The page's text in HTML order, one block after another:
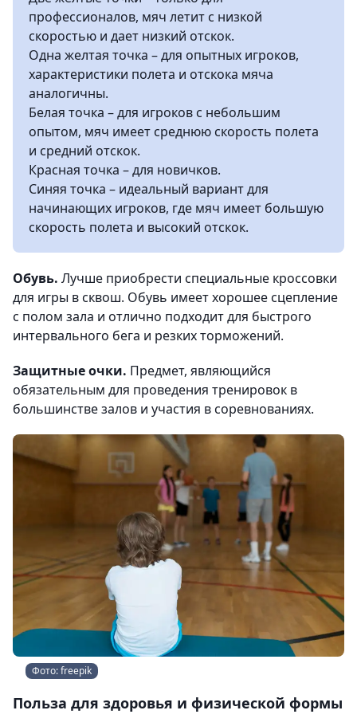
профессионалов, мяч летит с низкой
скоростью и дает низкий отскок.
Одна желтая точка – для опытных игроков,
характеристики полета и отскока мяча
аналогичны.
Белая точка – для игроков с небольшим
опытом, мяч имеет среднюю скорость полета
и средний отскок.
Красная точка – для новичков.
Синяя точка – идеальный вариант для
начинающих игроков, где мяч имеет большую
скорость полета и высокий отскок.
Обувь. Лучше приобрести специальные кроссовки
для игры в сквош. Обувь имеет хорошее сцепление
с полом зала и отлично подходит для быстрого
интервального бега и резких торможений.
Защитные очки. Предмет, являющийся
обязательным для проведения тренировок в
большинстве залов и участия в соревнованиях.
Фото: freepik
Польза для здоровья и физической формы